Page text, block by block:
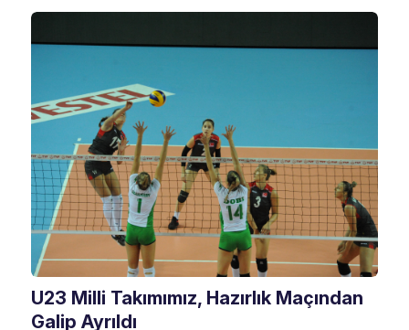
U23 Milli Takımımız, Hazırlık Maçından
Galip Ayrıldı